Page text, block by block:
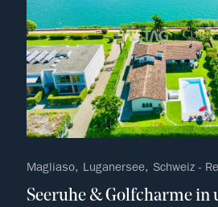
Magliaso, Luganersee, Schweiz -
Seeruhe & Golfcharme